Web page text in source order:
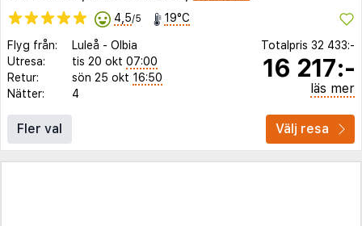
4,5/5 19°C
Flyg från: Luleå - Olbia
Utresa:
tis 20 okt 07:00
Retur:
sön 25 okt 16:50
Nätter:
4
Totalpris 32 433:-
16 217:-
läs mer
Fler val Välj resa